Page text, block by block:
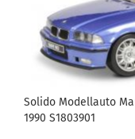
Solido Modellauto
1990 S1803901